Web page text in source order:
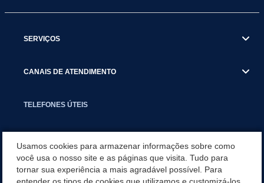
SERVIÇOS
CANAIS DE ATENDIMENTO
TELEFONES ÚTEIS
NOTÍCIAS
Usamos cookies para armazenar informações sobre como
você usa o nosso site e as páginas que visita. Tudo para
tornar sua experiência a mais agradável possível. Para